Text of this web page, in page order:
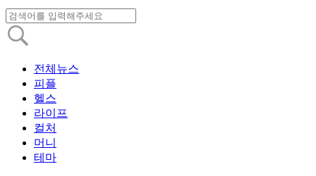
전체뉴스
피플
헬스
라이프
컬처
머니
테마